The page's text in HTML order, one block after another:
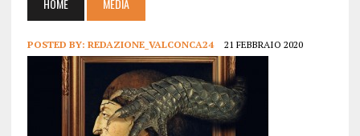
HOME MEDIA
POSTED BY: REDAZIONE_VALCONCA24 21 FEBBRAIO 2020